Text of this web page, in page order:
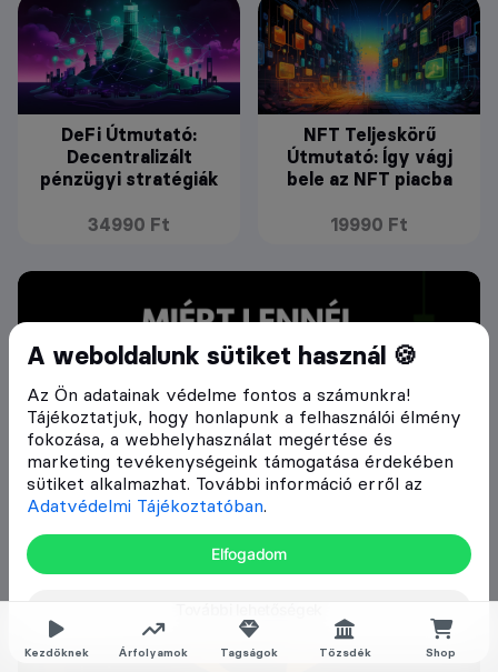
Kezdőknek Árfolyamok Tagságok Tőzsdék Shop
A weboldalunk sütiket használ 🍪
Az Ön adatainak védelme fontos a számunkra!
Tájékoztatjuk, hogy honlapunk a felhasználói élmény
fokozása, a webhelyhasználat megértése és
marketing tevékenységeink támogatása érdekében
sütiket alkalmazhat. További információ erről az
Adatvédelmi Tájékoztatóban.
Elfogadom
DeFi Útmutató:
Decentralizált
pénzügyi stratégiák
34990 Ft
NFT Teljeskörű
Útmutató: Így vágj
bele az NFT piacba
19990 Ft